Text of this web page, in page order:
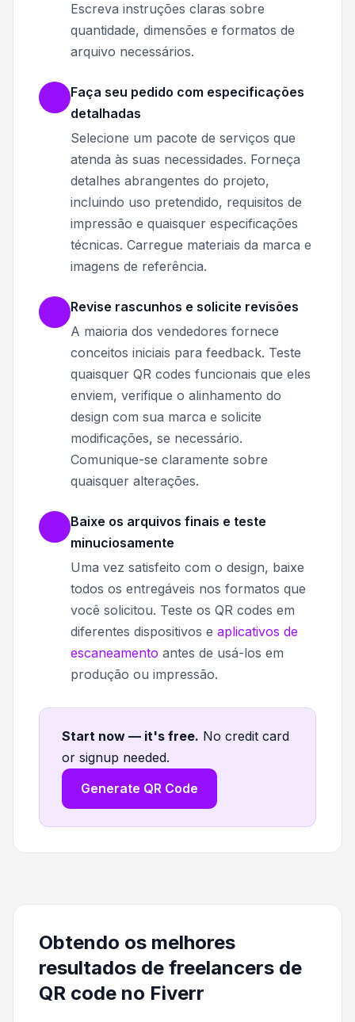
Escreva instruções claras sobre
quantidade, dimensões e formatos de
arquivo necessários.
Faça seu pedido com especificações
detalhadas
Selecione um pacote de serviços que
atenda às suas necessidades. Forneça
detalhes abrangentes do projeto,
incluindo uso pretendido, requisitos de
impressão e quaisquer especificações
técnicas. Carregue materiais da marca e
imagens de referência.
Revise rascunhos e solicite revisões
A maioria dos vendedores fornece
conceitos iniciais para feedback. Teste
quaisquer QR codes funcionais que eles
enviem, verifique o alinhamento do
design com sua marca e solicite
modificações, se necessário.
Comunique-se claramente sobre
quaisquer alterações.
Baixe os arquivos finais e teste
minuciosamente
Uma vez satisfeito com o design, baixe
todos os entregáveis nos formatos que
você solicitou. Teste os QR codes em
diferentes dispositivos e aplicativos de
escaneamento antes de usá-los em
produção ou impressão.
Start now — it's free. No credit card
or signup needed.
Generate QR Code
Obtendo os melhores
resultados de freelancers de
QR code no Fiverr